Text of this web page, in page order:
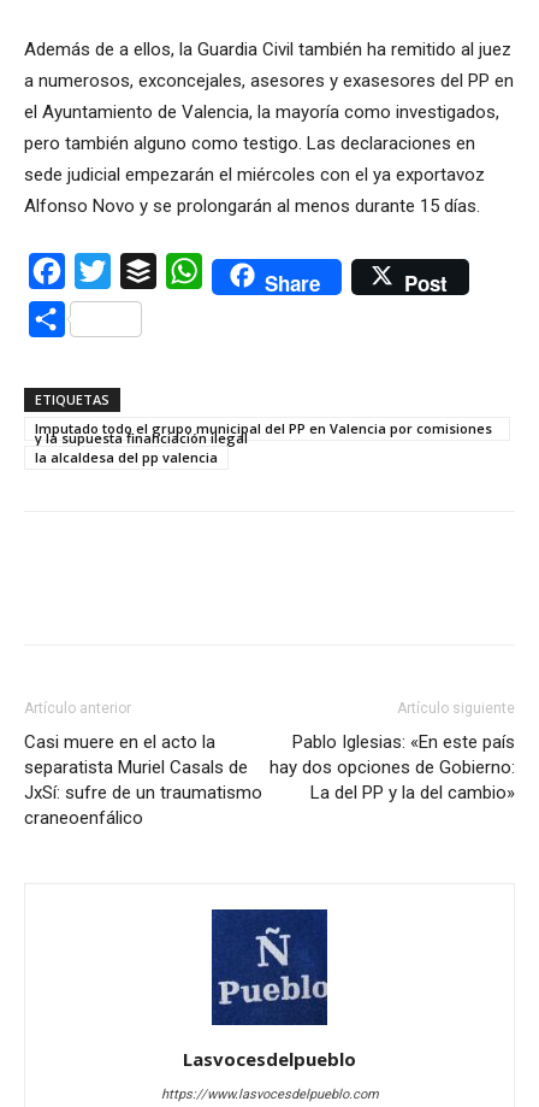
Además de a ellos, la Guardia Civil también ha remitido al juez
a numerosos, exconcejales, asesores y exasesores del PP en
el Ayuntamiento de Valencia, la mayoría como investigados,
pero también alguno como testigo. Las declaraciones en
sede judicial empezarán el miércoles con el ya exportavoz
Alfonso Novo y se prolongarán al menos durante 15 días.
Facebook
Twitter Buffer WhatsAppShare Post
Compartir
ETIQUETAS
Imputado todo el grupo municipal del PP en Valencia por comisiones
y la supuesta financiación ilegal
la alcaldesa del pp valencia
Artículo anterior
Casi muere en el acto la
separatista Muriel Casals de
JxSí: sufre de un traumatismo
craneoenfálico
Artículo siguiente
Pablo Iglesias: «En este país
hay dos opciones de Gobierno:
La del PP y la del cambio»
Lasvocesdelpueblo
https://www.lasvocesdelpueblo.com